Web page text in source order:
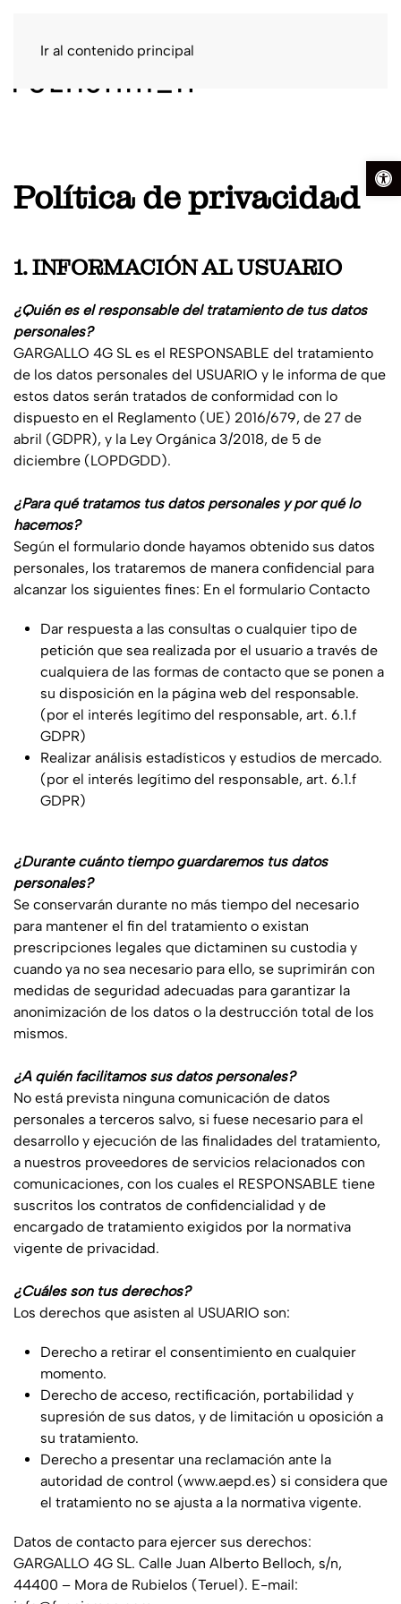
Abrir
Ir al contenido principal
Política de privacidad
1. INFORMACIÓN AL USUARIO
¿Quién es el responsable del tratamiento de tus datos
personales?
GARGALLO 4G SL es el RESPONSABLE del tratamiento
de los datos personales del USUARIO y le informa de que
estos datos serán tratados de conformidad con lo
dispuesto en el Reglamento (UE) 2016/679, de 27 de
abril (GDPR), y la Ley Orgánica 3/2018, de 5 de
diciembre (LOPDGDD).
¿Para qué tratamos tus datos personales y por qué lo
hacemos?
Según el formulario donde hayamos obtenido sus datos
personales, los trataremos de manera confidencial para
alcanzar los siguientes fines: En el formulario Contacto
Dar respuesta a las consultas o cualquier tipo de
petición que sea realizada por el usuario a través de
cualquiera de las formas de contacto que se ponen a
su disposición en la página web del responsable.
(por el interés legítimo del responsable, art. 6.1.f
GDPR)
Realizar análisis estadísticos y estudios de mercado.
(por el interés legítimo del responsable, art. 6.1.f
GDPR)
¿Durante cuánto tiempo guardaremos tus datos
personales?
Se conservarán durante no más tiempo del necesario
para mantener el fin del tratamiento o existan
prescripciones legales que dictaminen su custodia y
cuando ya no sea necesario para ello, se suprimirán con
medidas de seguridad adecuadas para garantizar la
anonimización de los datos o la destrucción total de los
mismos.
¿A quién facilitamos sus datos personales?
No está prevista ninguna comunicación de datos
personales a terceros salvo, si fuese necesario para el
desarrollo y ejecución de las finalidades del tratamiento,
a nuestros proveedores de servicios relacionados con
comunicaciones, con los cuales el RESPONSABLE tiene
suscritos los contratos de confidencialidad y de
encargado de tratamiento exigidos por la normativa
vigente de privacidad.
¿Cuáles son tus derechos?
Los derechos que asisten al USUARIO son:
Derecho a retirar el consentimiento en cualquier
momento.
Derecho de acceso, rectificación, portabilidad y
supresión de sus datos, y de limitación u oposición a
su tratamiento.
Derecho a presentar una reclamación ante la
autoridad de control (www.aepd.es) si considera que
el tratamiento no se ajusta a la normativa vigente.
Datos de contacto para ejercer sus derechos:
GARGALLO 4G SL. Calle Juan Alberto Belloch, s/n,
44400 – Mora de Rubielos (Teruel). E-mail: